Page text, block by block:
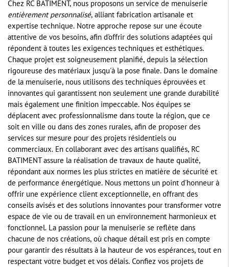
Chez RC BATIMENT, nous proposons un service de menuiserie
entièrement personnalisé, alliant fabrication artisanale et
expertise technique. Notre approche repose sur une écoute
attentive de vos besoins, afin d'offrir des solutions adaptées qui
répondent à toutes les exigences techniques et esthétiques.
Chaque projet est soigneusement planifié, depuis la sélection
rigoureuse des matériaux jusqu'à la pose finale. Dans le domaine
de la menuiserie, nous utilisons des techniques éprouvées et
innovantes qui garantissent non seulement une grande durabilité
mais également une finition impeccable. Nos équipes se
déplacent avec professionnalisme dans toute la région, que ce
soit en ville ou dans des zones rurales, afin de proposer des
services sur mesure pour des projets résidentiels ou
commerciaux. En collaborant avec des artisans qualifiés, RC
BATIMENT assure la réalisation de travaux de haute qualité,
répondant aux normes les plus strictes en matière de sécurité et
de performance énergétique. Nous mettons un point d'honneur à
offrir une expérience client exceptionnelle, en offrant des
conseils avisés et des solutions innovantes pour transformer votre
espace de vie ou de travail en un environnement harmonieux et
fonctionnel. La passion pour la menuiserie se reflète dans
chacune de nos créations, où chaque détail est pris en compte
pour garantir des résultats à la hauteur de vos espérances, tout en
respectant votre budget et vos délais. Confiez vos projets de